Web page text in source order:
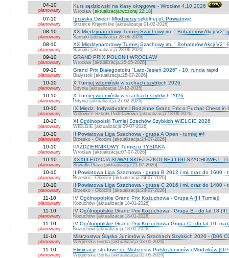
04-10
planowany
Kurs sędziowski na klasy okręgowe - Wrocław 4.10.2026
Wrocław [aktualizacja:wczoraj 22:18]
07-10
planowany
Igrzyska Dzieci i Młodzierzy szkolnej el. Powiatowe
Strzelce Krajeńskie [aktualizacja:01-02-2026]
08-10
planowany
XX Międzynarodowy Turniej Szachowy im. " Bohaterów Akcji V2"
Sarnaki [aktualizacja:28-06-2026]
08-10
planowany
XX Międzynarodowy Turniej Szachowy im. " Bohaterów Akcji V2"
Sarnaki [aktualizacja:28-06-2026]
09-10
planowany
GRAND PRIX POLONII WROCŁAW
Wrocław [aktualizacja:25-05-2026]
09-10
planowany
Grand Prix Białegostoku "Lato-Jesień 2026" - 10. runda rapid
Białystok [aktualizacja:25-07-2026]
10-10
planowany
X Turniej witomiński w szchach szybkich 2026
Gdynia [aktualizacja:19-12-2025]
10-10
planowany
X Turniej witomiński w szachach szybkich 2026
Gdynia [aktualizacja:27-02-2026]
10-10
planowany
IX Międz. Indywidualne i Rodzinne Grand Prix o Puchar Chess in
Wołowice Szkoła Podstawowa [aktualizacja:18-06-2026]
10-10
planowany
XI Ogólnopolski Turniej Szachów Szybkich WIELGIE 2026
WIELGIE [aktualizacja:09-07-2026]
10-10
planowany
II Powiatowa Liga Szachowa - grupa A Open - turniej #4
Brzesko - Okocim [aktualizacja:24-07-2026]
10-10
planowany
PAŹDZIERNIKOWY Turniej o TYSIAKA
Wrocław [aktualizacja:07-07-2026]
10-10
planowany
XXXIII EDYCJA SUWALSKIEJ SZKOLNEJ LIGI SZACHOWEJ -
Suwałki Plaza [aktualizacja:21-07-2026]
10-10
planowany
II Powiatowa Liga Szachowa - grupa B 2012 i mł. oraz do 1600 -
Brzesko - Okocim [aktualizacja:24-07-2026]
10-10
planowany
II Powiatowa Liga Szachowa - grupa C 2016 i mł. oraz do 1400 -
Brzesko - Okocim [aktualizacja:24-07-2026]
11-10
planowany
IV Ogólnopolskie Grand Prix Kożuchowa - Grupa A (III Turniej)
Kożuchów [aktualizacja:18-01-2026]
11-10
planowany
IV Ogólnopolskie Grand Prix Kożuchowa - Grupa B - do lat 18 (III
Kożuchów [aktualizacja:18-01-2026]
11-10
planowany
IV Ogólnopolskie Grand Prix Kożuchowa Grupa C - do lat 10;
Kożuchów [aktualizacja:18-01-2026]
11-10
planowany
Mistrzostwa Śląska Juniorów w Szachach Szybkich 2026 - (D06
Węgierska Górka [aktualizacja:03-05-2026]
11-10
planowany
Eliminacje strefowe do Mistrzostw Polski Juniorów i Młodzików
Węgierska Górka [aktualizacja:02-05-2026]